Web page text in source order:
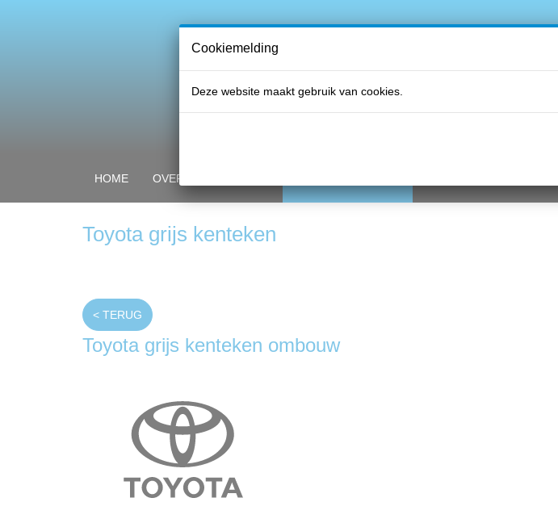
HOME OVER PROFI GLASS
Toyota grijs kenteken
< TERUG
Toyota grijs kenteken ombouw
Cookiemelding
Deze website maakt gebruik van cookies.